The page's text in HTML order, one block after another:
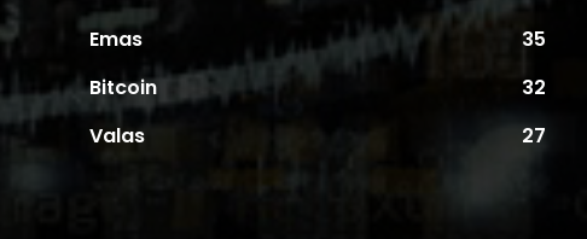
Emas
35
Bitcoin
32
Valas
27